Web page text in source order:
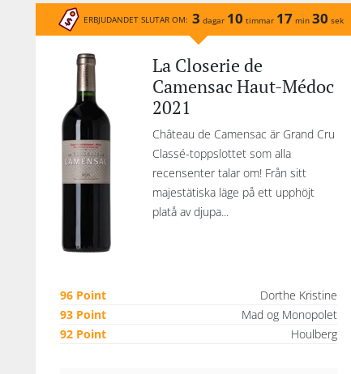
ERBJUDANDET SLUTAR OM: 3 dagar 10 timmar 17 min 30 sek
La Closerie de
Camensac Haut-Médoc
2021
Château de Camensac är Grand Cru
Classé-toppslottet som alla
recensenter talar om! Från sitt
majestätiska läge på ett upphöjt
platå av djupa...
96 Point
Dorthe Kristine
93 Point
Mad og Monopolet
92 Point
Houlberg